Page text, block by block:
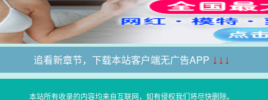
追看新章节，下载本站客户端无广告APP ↓↓↓
本站所有收录的内容均来自互联网，如有侵权我们将尽快删除。